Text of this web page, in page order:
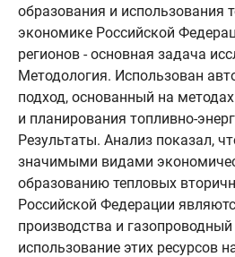
образования и использования
экономике Российской
регионов - основная задача
Методология. Использован
подход, основанный на
и планирования топливно-
Результаты. Анализ показал,
значимыми видами
образованию тепловых
Российской Федерации
производства и газопроводный
использование этих ресурсов